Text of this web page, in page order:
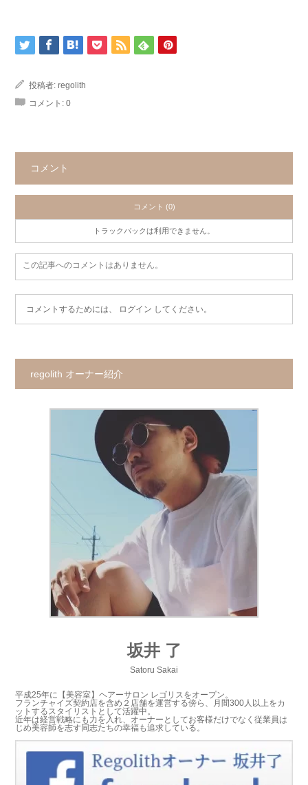
投稿者: regolith
コメント: 0
コメント
コメント (0)
トラックバックは利用できません。
この記事へのコメントはありません。
コメントするためには、 ログイン してください。
regolith オーナー紹介
坂井 了
Satoru Sakai
平成25年に【美容室】ヘアーサロン レゴリスをオープン。
フランチャイズ契約店を含め２店舗を運営する傍ら、月間300人以上をカ
ットするスタイリストとして活躍中。
近年は経営戦略にも力を入れ、オーナーとしてお客様だけでなく従業員は
じめ美容師を志す同志たちの幸福も追求している。